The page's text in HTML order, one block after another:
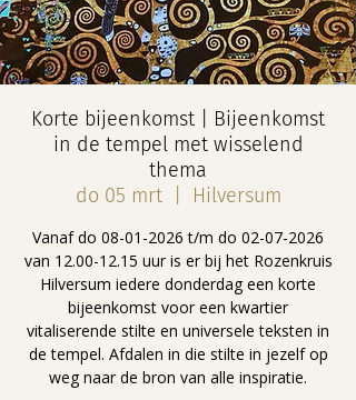
Korte bijeenkomst | Bijeenkomst
in de tempel met wisselend
thema
do 05 mrt
  |
Hilversum
Vanaf do 08-01-2026 t/m do 02-07-2026
van 12.00-12.15 uur is er bij het Rozenkruis
Hilversum iedere donderdag een korte
bijeenkomst voor een kwartier
vitaliserende stilte en universele teksten in
de tempel. Afdalen in die stilte in jezelf op
weg naar de bron van alle inspiratie.